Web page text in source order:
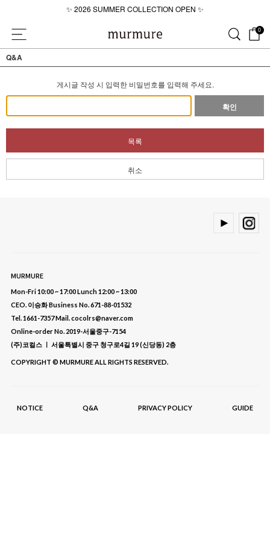
✨ 2026 SUMMER COLLECTION OPEN ✨
0
Q&A
게시글 작성 시 입력한 비밀번호를 입력해 주세요.
확인
목록
취소
MURMURE
Mon-Fri 10:00 ~ 17:00 Lunch 12:00 ~ 13:00
CEO. 이승화 Business No. 671-88-01532
Tel. 1661-7357 Mail. cocolrs@naver.com
Online-order No. 2019-서울중구-7154
(주)코컬스 ㅣ 서울특별시 중구 청구로4길 19 (신당동) 2층
COPYRIGHT © MURMURE ALL RIGHTS RESERVED.
NOTICE Q&A PRIVACY POLICY GUIDE